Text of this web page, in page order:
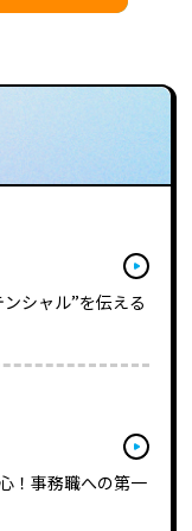
シャル”を伝える
！事務職への第一